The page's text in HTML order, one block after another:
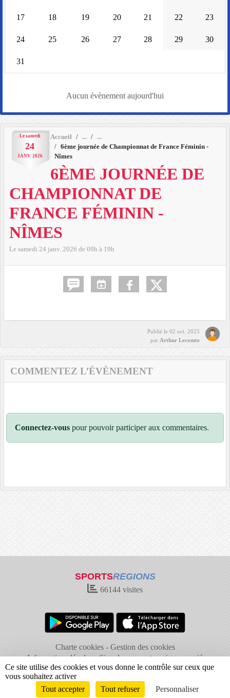
Le samedi
24
JANV. 2026
Accueil
6ème journée de Championnat de France Féminin -
Nîmes
6ÈME JOURNÉE DE
CHAMPIONNAT DE
FRANCE FÉMININ -
NÎMES
Le samedi 24 janv. 2026 de 09h à 19h
Publié le 02 oct. 2025
par Arthur Lecomte
COMMENTEZ L’ÉVÈNEMENT
Connectez-vous pour pouvoir participer aux commentaires.
17 18 19 20 21 22 23
24 25 26 27 28 29 30
31
Aucun évènement aujourd'hui
SPORTSREGIONS
66144 visites
Charte cookies
Gestion des cookies
Informations légales
Signaler un contenu inapproprié
Envie de participer ? Connexion
Ce site utilise des cookies et vous donne le contrôle sur ceux que
vous souhaitez activer
Tout accepter
Tout refuser Personnaliser